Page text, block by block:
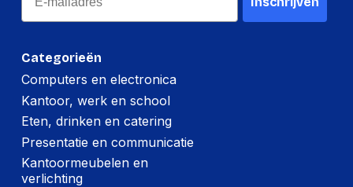
Categorieën
Computers en electronica
Kantoor, werk en school
Eten, drinken en catering
Presentatie en communicatie
Kantoormeubelen en
verlichting